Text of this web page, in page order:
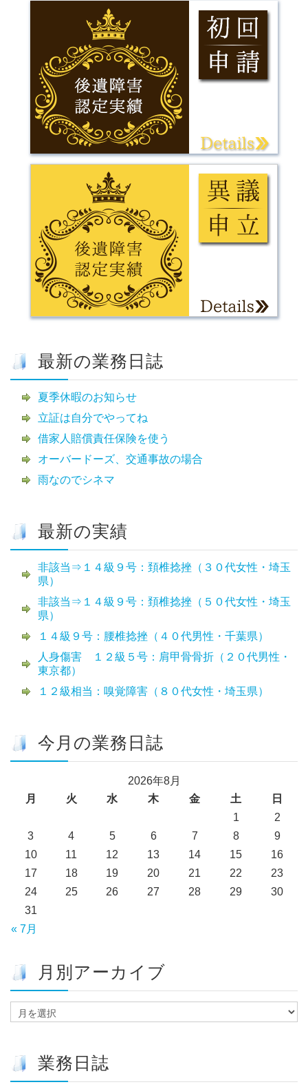
最新の業務日誌
夏季休暇のお知らせ
立証は自分でやってね
借家人賠償責任保険を使う
オーバードーズ、交通事故の場合
雨なのでシネマ
最新の実績
非該当⇒１４級９号：頚椎捻挫（３０代女性・埼玉
県）
非該当⇒１４級９号：頚椎捻挫（５０代女性・埼玉
県）
１４級９号：腰椎捻挫（４０代男性・千葉県）
人身傷害 １２級５号：肩甲骨骨折（２０代男性・
東京都）
１２級相当：嗅覚障害（８０代女性・埼玉県）
今月の業務日誌
2026年8月
月
火 水 木 金 土 日
« 7月
1
2
3
4 5 6 7 8
9
10
11 12 13 14 15
16
17
18 19 20 21 22
23
24
25 26 27 28 29
30
31
月別アーカイブ
別
カ
業務日誌